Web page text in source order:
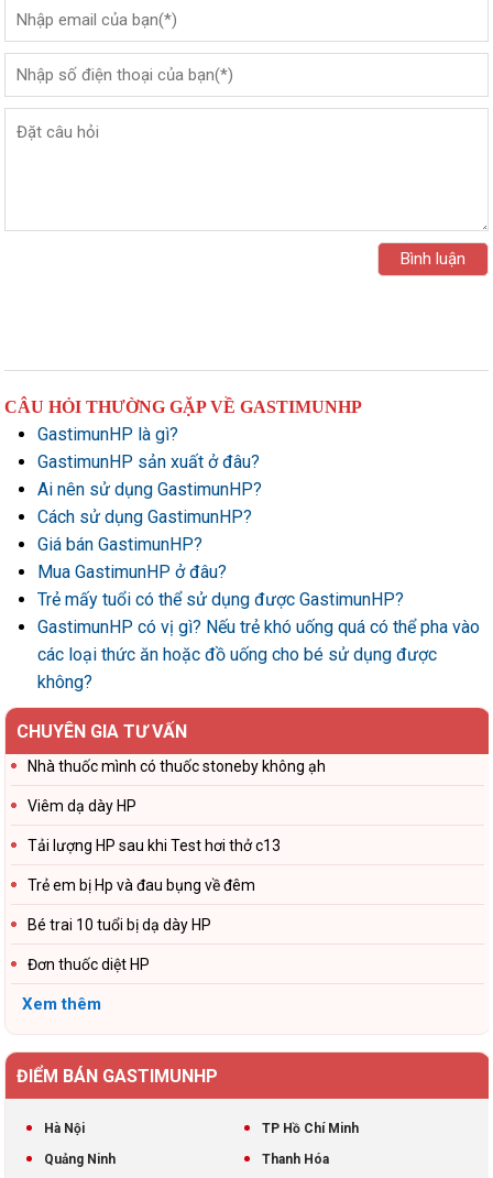
CÂU HỎI THƯỜNG GẶP VỀ GASTIMUNHP
GastimunHP là gì?
GastimunHP sản xuất ở đâu?
Ai nên sử dụng GastimunHP?
Cách sử dụng GastimunHP?
Giá bán GastimunHP?
Mua GastimunHP ở đâu?
Trẻ mấy tuổi có thể sử dụng được GastimunHP?
GastimunHP có vị gì? Nếu trẻ khó uống quá có thể pha vào
các loại thức ăn hoặc đồ uống cho bé sử dụng được
không?
CHUYÊN GIA TƯ VẤN
Nhà thuốc mình có thuốc stoneby không ạh
Viêm dạ dày HP
Tải lượng HP sau khi Test hơi thở c13
Trẻ em bị Hp và đau bụng về đêm
Bé trai 10 tuổi bị dạ dày HP
Đơn thuốc diệt HP
Xem thêm
ĐIỂM BÁN GASTIMUNHP
Hà Nội
TP Hồ Chí Minh
Quảng Ninh
Thanh Hóa